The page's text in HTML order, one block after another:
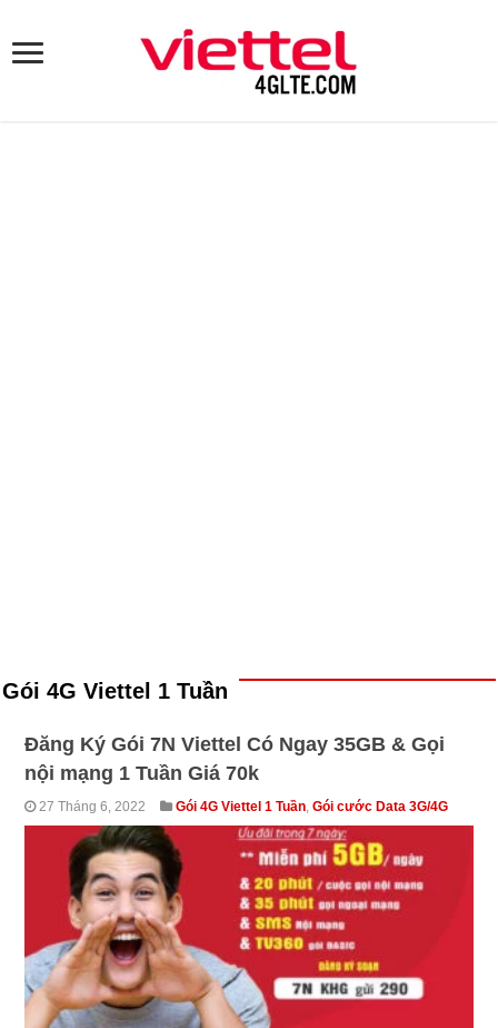
Gói 4G Viettel 1 Tuần
Đăng Ký Gói 7N Viettel Có Ngay 35GB & Gọi
nội mạng 1 Tuần Giá 70k
27 Tháng 6, 2022 Gói 4G Viettel 1 Tuần,Gói cước Data 3G/4G